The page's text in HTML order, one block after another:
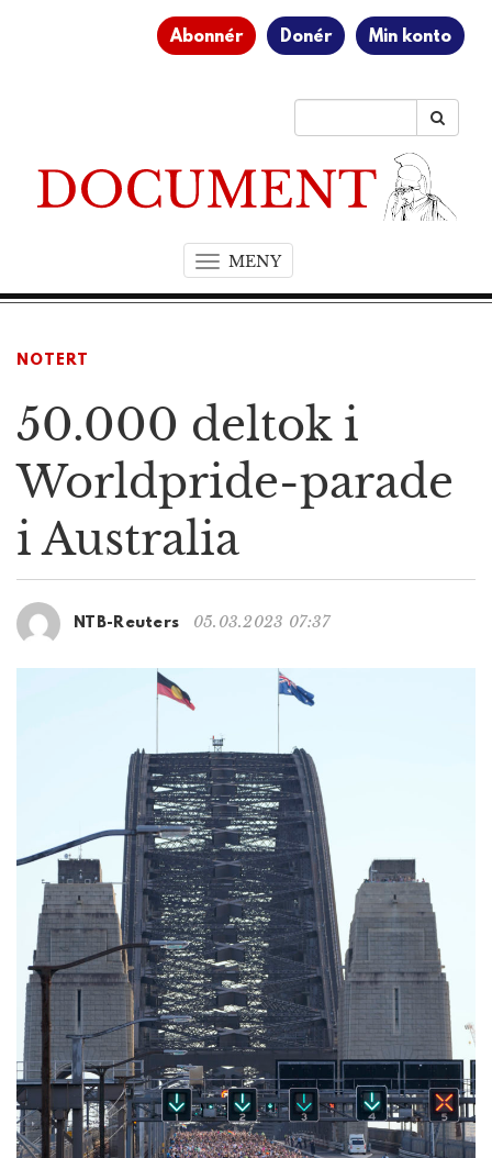
Abonnér Donér Min konto
MENYT
o
a
i
i
n
NOTERT
50.000 deltok i
Worldpride-parade
i Australia
NTB-Reuters 05.03.2023 07:37